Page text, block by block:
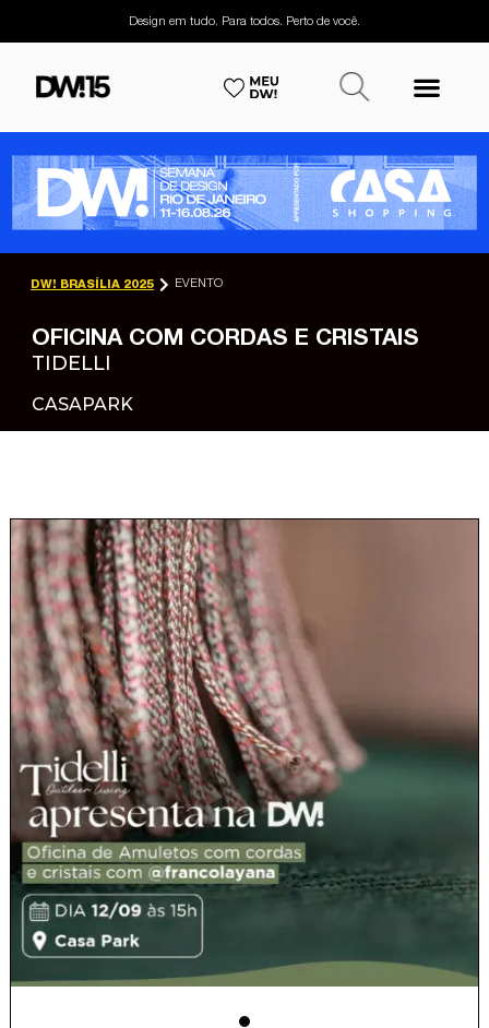
Design em tudo. Para todos. Perto de você.
DW! BRASÍLIA 2025 EVENTO
OFICINA COM CORDAS E CRISTAIS
TIDELLI
CASAPARK